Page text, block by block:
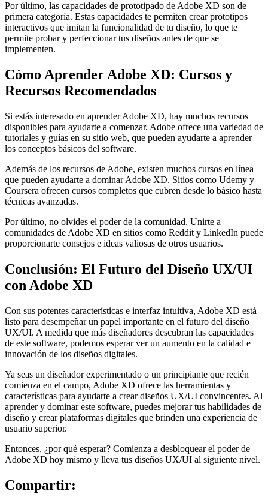
Por último, las capacidades de prototipado de Adobe XD son de
primera categoría. Estas capacidades te permiten crear prototipos
interactivos que imitan la funcionalidad de tu diseño, lo que te
permite probar y perfeccionar tus diseños antes de que se
implementen.
Cómo Aprender Adobe XD: Cursos y
Recursos Recomendados
Si estás interesado en aprender Adobe XD, hay muchos recursos
disponibles para ayudarte a comenzar. Adobe ofrece una variedad de
tutoriales y guías en su sitio web, que pueden ayudarte a aprender
los conceptos básicos del software.
Además de los recursos de Adobe, existen muchos cursos en línea
que pueden ayudarte a dominar Adobe XD. Sitios como Udemy y
Coursera ofrecen cursos completos que cubren desde lo básico hasta
técnicas avanzadas.
Por último, no olvides el poder de la comunidad. Unirte a
comunidades de Adobe XD en sitios como Reddit y LinkedIn puede
proporcionarte consejos e ideas valiosas de otros usuarios.
Conclusión: El Futuro del Diseño UX/UI
con Adobe XD
Con sus potentes características e interfaz intuitiva, Adobe XD está
listo para desempeñar un papel importante en el futuro del diseño
UX/UI. A medida que más diseñadores descubran las capacidades
de este software, podemos esperar ver un aumento en la calidad e
innovación de los diseños digitales.
Ya seas un diseñador experimentado o un principiante que recién
comienza en el campo, Adobe XD ofrece las herramientas y
características para ayudarte a crear diseños UX/UI convincentes. Al
aprender y dominar este software, puedes mejorar tus habilidades de
diseño y crear plataformas digitales que brinden una experiencia de
usuario superior.
Entonces, ¿por qué esperar? Comienza a desbloquear el poder de
Adobe XD hoy mismo y lleva tus diseños UX/UI al siguiente nivel.
Compartir: